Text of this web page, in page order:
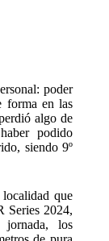
poder
forma en las
algo de
podido
siendo 9º
que
Series 2024,
los